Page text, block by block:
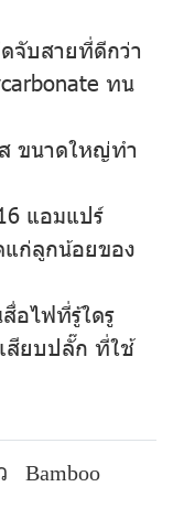
จับสายที่ดีกว่า
ทน
ขนาดใหญ่ทำ
แอมแปร์
ก่ลูกน้อยของ
อไฟที่รู้ใดรู
สียบปลั๊ก ที่ใช้
Bamboo